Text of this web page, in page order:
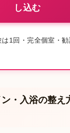
し込む
1回・完全個室・勧
・入浴の整え